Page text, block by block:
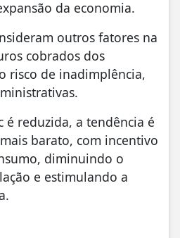
da economia.
outros fatores na
cobrados dos
risco de inadimplência,
é reduzida, a tendência é
barato, com incentivo
diminuindo o
e estimulando a